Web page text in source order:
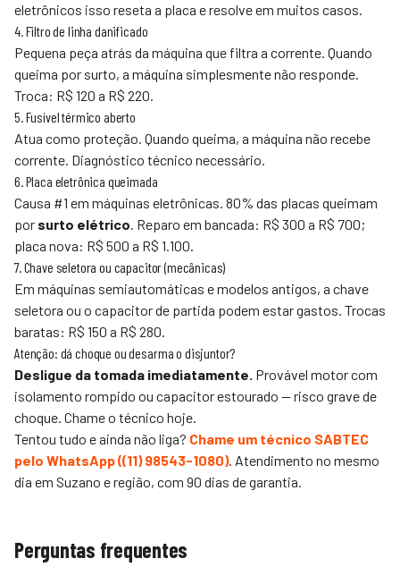
eletrônicos isso reseta a placa e resolve em muitos casos.
4. Filtro de linha danificado
Pequena peça atrás da máquina que filtra a corrente. Quando
queima por surto, a máquina simplesmente não responde.
Troca: R$ 120 a R$ 220.
5. Fusível térmico aberto
Atua como proteção. Quando queima, a máquina não recebe
corrente. Diagnóstico técnico necessário.
6. Placa eletrônica queimada
Causa #1 em máquinas eletrônicas. 80% das placas queimam
por surto elétrico. Reparo em bancada: R$ 300 a R$ 700;
placa nova: R$ 500 a R$ 1.100.
7. Chave seletora ou capacitor (mecânicas)
Em máquinas semiautomáticas e modelos antigos, a chave
seletora ou o capacitor de partida podem estar gastos. Trocas
baratas: R$ 150 a R$ 280.
Atenção: dá choque ou desarma o disjuntor?
Desligue da tomada imediatamente. Provável motor com
isolamento rompido ou capacitor estourado — risco grave de
choque. Chame o técnico hoje.
Tentou tudo e ainda não liga? Chame um técnico SABTEC
pelo WhatsApp ((11) 98543-1080). Atendimento no mesmo
dia em Suzano e região, com 90 dias de garantia.
Perguntas frequentes